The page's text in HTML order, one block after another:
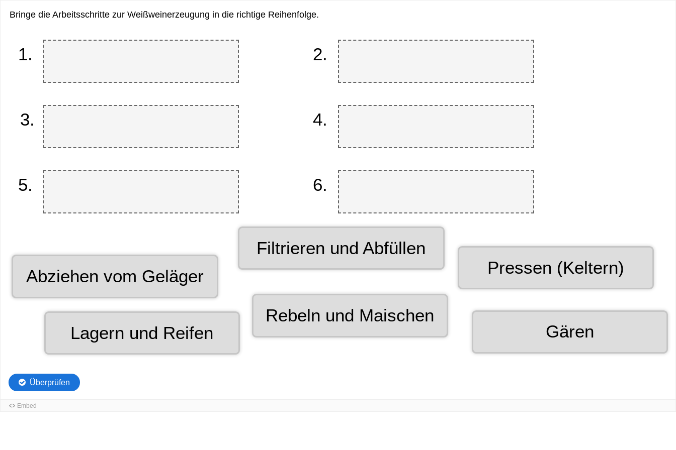
Bringe die Arbeitsschritte zur Weißweinerzeugung in die richtige Reihenfolge.
1. 2.
3. 4.
5. 6.
7
of
Rebeln und Maischen
of
12.
Pressen (Keltern)
of
Gären
Grabbable
10
of
Abziehen vom Geläger
of
12.
Lagern und Reifen
12
of
Filtrieren und Abfüllen
Dropzone
1
of
6.
Dropzone
2
of
6.
Dropzone
3
of
6.
Dropzone
4
of
6.
Dropzone
5
of
6.
Dropzone
6
of
6.
Überprüfen
Embed